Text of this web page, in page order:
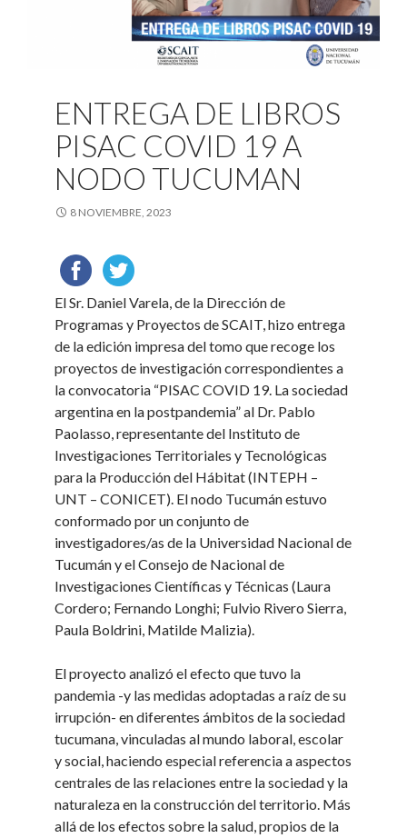
ENTREGA DE LIBROS
PISAC COVID 19 A
NODO TUCUMAN
8 NOVIEMBRE, 2023
El Sr. Daniel Varela, de la Dirección de
Programas y Proyectos de SCAIT, hizo entrega
de la edición impresa del tomo que recoge los
proyectos de investigación correspondientes a
la convocatoria “PISAC COVID 19. La sociedad
argentina en la postpandemia” al Dr. Pablo
Paolasso, representante del Instituto de
Investigaciones Territoriales y Tecnológicas
para la Producción del Hábitat (INTEPH –
UNT – CONICET). El nodo Tucumán estuvo
conformado por un conjunto de
investigadores/as de la Universidad Nacional de
Tucumán y el Consejo de Nacional de
Investigaciones Científicas y Técnicas (Laura
Cordero; Fernando Longhi; Fulvio Rivero Sierra,
Paula Boldrini, Matilde Malizia).
El proyecto analizó el efecto que tuvo la
pandemia -y las medidas adoptadas a raíz de su
irrupción- en diferentes ámbitos de la sociedad
tucumana, vinculadas al mundo laboral, escolar
y social, haciendo especial referencia a aspectos
centrales de las relaciones entre la sociedad y la
naturaleza en la construcción del territorio. Más
allá de los efectos sobre la salud, propios de la